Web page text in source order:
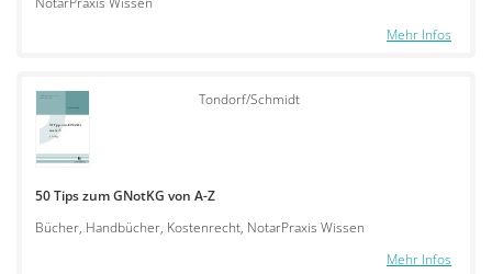
Mehr Infos
Tondorf/Schmidt
50 Tips zum GNotKG von A-Z
Bücher, Handbücher, Kostenrecht, NotarPraxis Wissen
Mehr Infos